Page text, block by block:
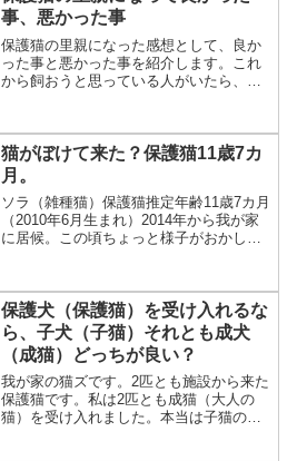
事、悪かった事
保護猫の里親になった感想として、良か
った事と悪かった事を紹介します。これ
から飼おうと思っている人がいたら、保
楽？と言う内容で、我が家の猫に限った
話かもしれませんがウチの...
猫がぼけて来た？保護猫11歳7カ
月。
ソラ（雑種猫）保護猫推定年齢11歳7カ月
（2010年6月生まれ）2014年から我が家
に居候。この頃ちょっと様子がおかしい
を飼う前の事。ある先輩から犬がボケて
来たという話...
保護犬（保護猫）を受け入れるな
ら、子犬（子猫）それとも成犬
（成猫）どっちが良い？
我が家の猫ズです。2匹とも施設から来た
保護猫です。私は2匹とも成猫（大人の
猫）を受け入れました。本当は子猫の方